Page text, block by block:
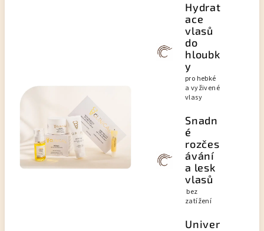
Hydrat
ace
vlasů
do
hloubk
y
pro hebké
a vyživené
vlasy
Snadn
é
rozčes
ávání
a lesk
vlasů
bez
zatížení
Univer